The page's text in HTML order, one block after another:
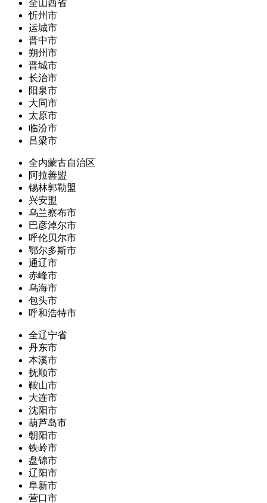
全山西省
忻州市
运城市
晋中市
朔州市
晋城市
长治市
阳泉市
大同市
太原市
临汾市
吕梁市
全内蒙古自治区
阿拉善盟
锡林郭勒盟
兴安盟
乌兰察布市
巴彦淖尔市
呼伦贝尔市
鄂尔多斯市
通辽市
赤峰市
乌海市
包头市
呼和浩特市
全辽宁省
丹东市
本溪市
抚顺市
鞍山市
大连市
沈阳市
葫芦岛市
朝阳市
铁岭市
盘锦市
辽阳市
阜新市
营口市